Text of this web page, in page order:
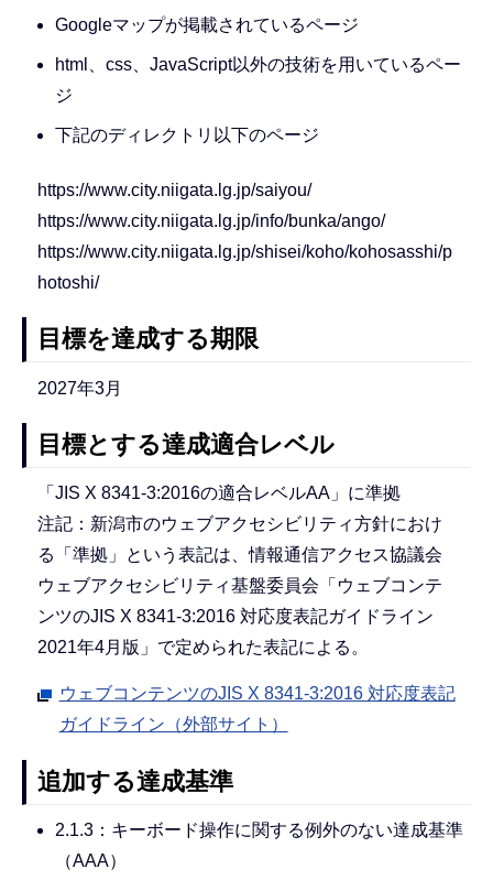
Googleマップが掲載されているページ
html、css、JavaScript以外の技術を用いているペー
ジ
下記のディレクトリ以下のページ
https://www.city.niigata.lg.jp/saiyou/
https://www.city.niigata.lg.jp/info/bunka/ango/
https://www.city.niigata.lg.jp/shisei/koho/kohosasshi/p
hotoshi/
目標を達成する期限
2027年3月
目標とする達成適合レベル
「JIS X 8341-3:2016の適合レベルAA」に準拠
注記：新潟市のウェブアクセシビリティ方針におけ
る「準拠」という表記は、情報通信アクセス協議会
ウェブアクセシビリティ基盤委員会「ウェブコンテ
ンツのJIS X 8341-3:2016 対応度表記ガイドライン
2021年4月版」で定められた表記による。
ウェブコンテンツのJIS X 8341-3:2016 対応度表記
ガイドライン（外部サイト）
追加する達成基準
2.1.3：キーボード操作に関する例外のない達成基準
（AAA）